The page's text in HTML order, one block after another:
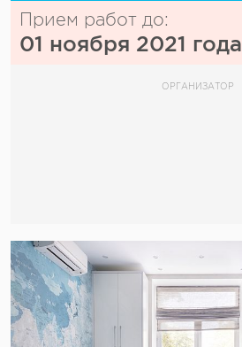
Прием работ до:
01 ноября 2021 года
ОРГАНИЗАТОР